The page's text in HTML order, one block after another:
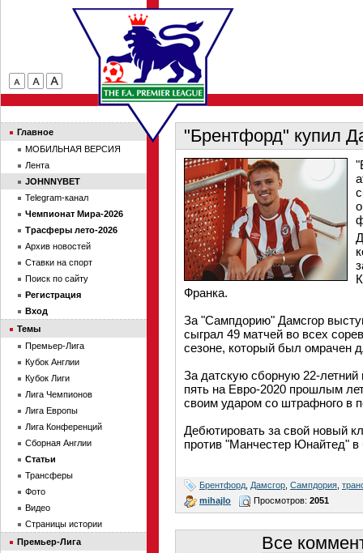
"Брентфорд" купил
Франка.
За "Сампдорию" Дамсгор
сыграл 49 матчей во всех
сезоне, который был омрачен
За датскую сборную 22-
пять на Евро-2020 прошлым
своим ударом со штрафного в
Дебютировать за свой новый
против "Манчестер Юнайтед"
Брентфорд Дамсгор Сампдория
mihajlo
Просмотров: 2051
Все
Главное
МОБИЛЬНАЯ ВЕРСИЯ
Лента
JOHNNYBET
Telegram-канал
Чемпионат Мира-2026
Трасферы лето-2026
Архив новостей
Ставки на спорт
Поиск по сайту
Регистрация
Вход
Темы
Премьер-Лига
Кубок Англии
Кубок Лиги
Лига Чемпионов
Лига Европы
Лига Конференций
Сборная Англии
Статьи
Трансферы
Фото
Видео
Страницы истории
Премьер-Лига